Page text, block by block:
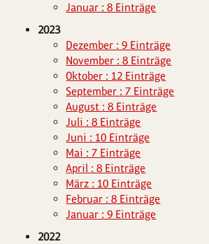
Januar : 8 Einträge
2023
Dezember : 9 Einträge
November : 8 Einträge
Oktober : 12 Einträge
September : 7 Einträge
August : 8 Einträge
Juli : 8 Einträge
Juni : 10 Einträge
Mai : 7 Einträge
April : 8 Einträge
März : 10 Einträge
Februar : 8 Einträge
Januar : 9 Einträge
2022